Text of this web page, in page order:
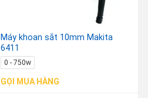
Máy khoan sắt 10mm Makita
6411
0 - 750w
GỌI MUA HÀNG